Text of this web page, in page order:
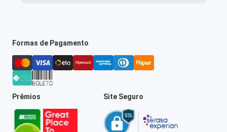
Formas de Pagamento
Prêmios Site Seguro